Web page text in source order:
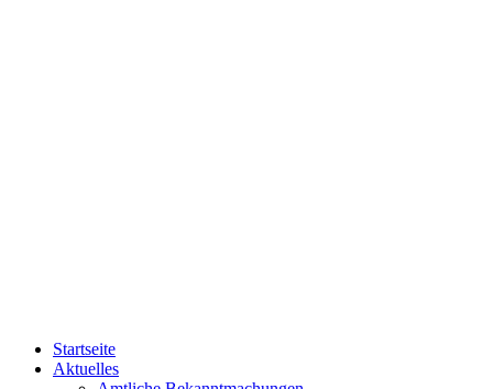
Startseite
Aktuelles